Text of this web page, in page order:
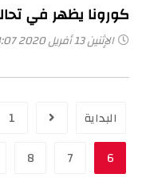
كورونا يظهر في
الإثنين 13 أفريل 2020 14:07
البداية 1
6
7
8